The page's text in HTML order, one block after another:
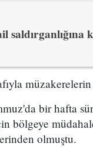
müzakerelerin
bir hafta
bölgeye
olmuştu.